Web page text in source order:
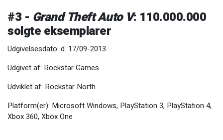
#3 - Grand Theft Auto V: 110.000.000
solgte eksemplarer
Udgivelsesdato: d. 17/09-2013
Udgivet af: Rockstar Games
Udviklet af: Rockstar North
Platform(er): Microsoft Windows, PlayStation 3, PlayStation 4,
Xbox 360, Xbox One